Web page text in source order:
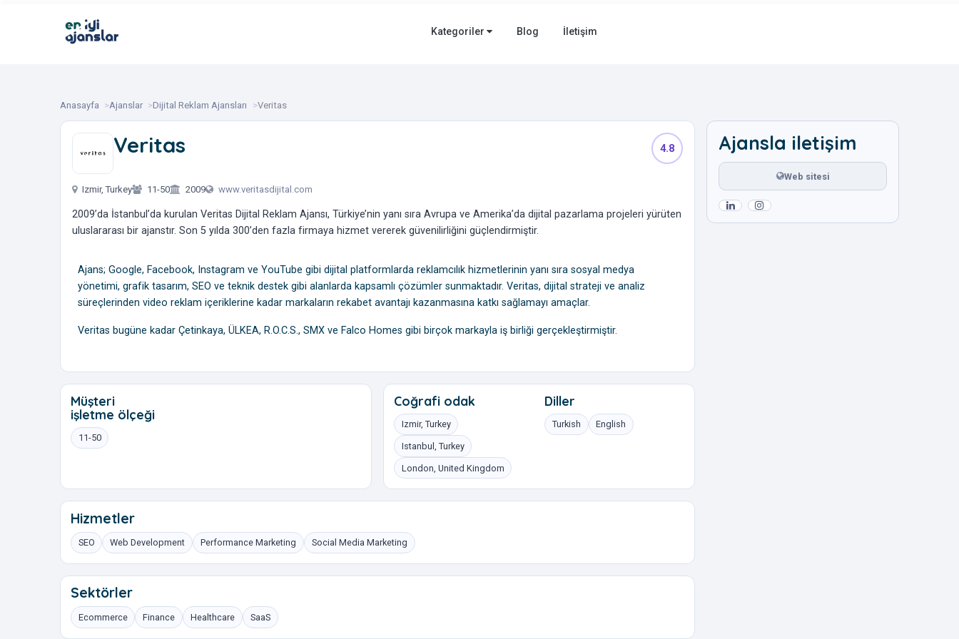
Kategoriler Blog İletişim
Anasayfa Ajanslar Dijital Reklam Ajansları Veritas
Veritas 4.8
Izmir, Turkey 11-50 2009 www.veritasdijital.com
2009’da İstanbul’da kurulan Veritas Dijital Reklam Ajansı, Türkiye’nin yanı sıra Avrupa ve Amerika’da dijital pazarlama projeleri yürüten
uluslararası bir ajanstır. Son 5 yılda 300’den fazla firmaya hizmet vererek güvenilirliğini güçlendirmiştir.
Ajans; Google, Facebook, Instagram ve YouTube gibi dijital platformlarda reklamcılık hizmetlerinin yanı sıra sosyal medya
yönetimi, grafik tasarım, SEO ve teknik destek gibi alanlarda kapsamlı çözümler sunmaktadır. Veritas, dijital strateji ve analiz
süreçlerinden video reklam içeriklerine kadar markaların rekabet avantajı kazanmasına katkı sağlamayı amaçlar.
Veritas bugüne kadar Çetinkaya, ÜLKEA, R.O.C.S., SMX ve Falco Homes gibi birçok markayla iş birliği gerçekleştirmiştir.
Müşteri
işletme ölçeği
11-50
Coğrafi odak
Izmir, Turkey
Istanbul, Turkey
London, United Kingdom
Diller
Turkish English
Hizmetler
SEO Web Development Performance Marketing Social Media Marketing
Sektörler
Ecommerce Finance Healthcare SaaS
Ajansla iletişim
Web sitesi